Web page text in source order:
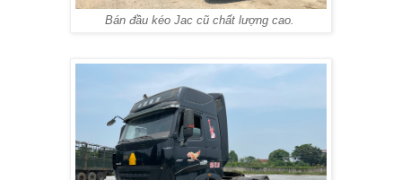
Bán đầu kéo Jac cũ chất lượng cao.